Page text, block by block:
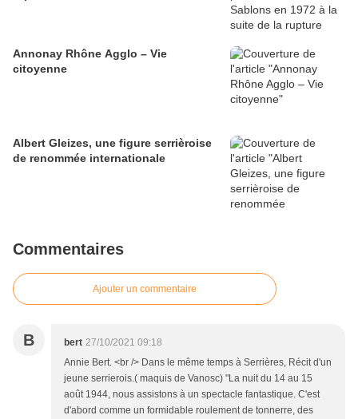
Annonay Rhône Agglo – Vie
citoyenne
Albert Gleizes, une figure serrièroise
de renommée internationale
Commentaires
Ajouter un commentaire
B bert 27/10/2021 09:18
Annie Bert. <br /> Dans le même temps à Serrières, Récit d'un
jeune serrierois.( maquis de Vanosc) "La nuit du 14 au 15
août 1944, nous assistons à un spectacle fantastique. C'est
d'abord comme un formidable roulement de tonnerre, des